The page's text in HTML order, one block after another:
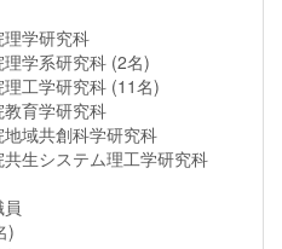
学研究科
学系研究科 (2名)
工学研究科 (11名)
育学研究科
域共創科学研究科
生システム理工学研究科
)